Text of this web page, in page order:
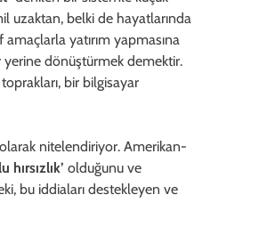
uzaktan, belki de hayatlarında
yatırım yapmasına
yerine dönüştürmek demektir.
bir bilgisayar
nitelendiriyor. Amerikan-
hırsızlık’ olduğunu ve
bu iddiaları destekleyen ve